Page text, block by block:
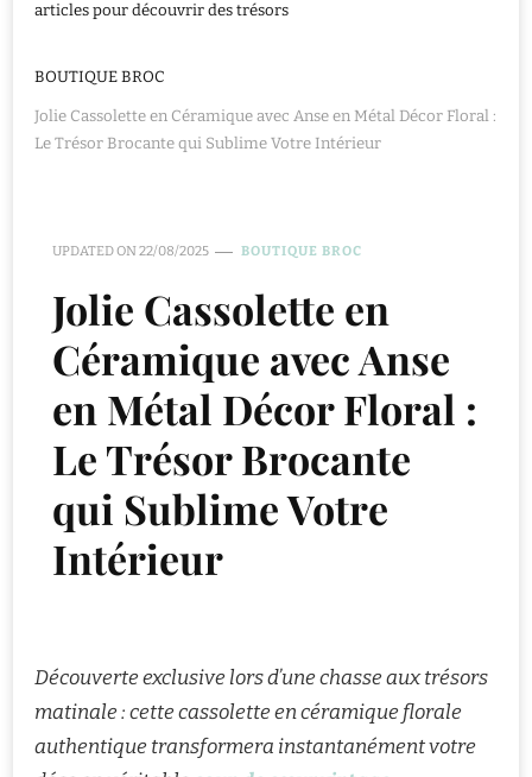
articles pour découvrir des trésors
BOUTIQUE BROC
Jolie Cassolette en Céramique avec Anse en Métal Décor Floral :
Le Trésor Brocante qui Sublime Votre Intérieur
UPDATED ON22/08/2025 BOUTIQUE BROC
Jolie Cassolette en
Céramique avec Anse
en Métal Décor Floral :
Le Trésor Brocante
qui Sublime Votre
Intérieur
Découverte exclusive lors d’une chasse aux trésors
matinale : cette cassolette en céramique florale
authentique transformera instantanément votre